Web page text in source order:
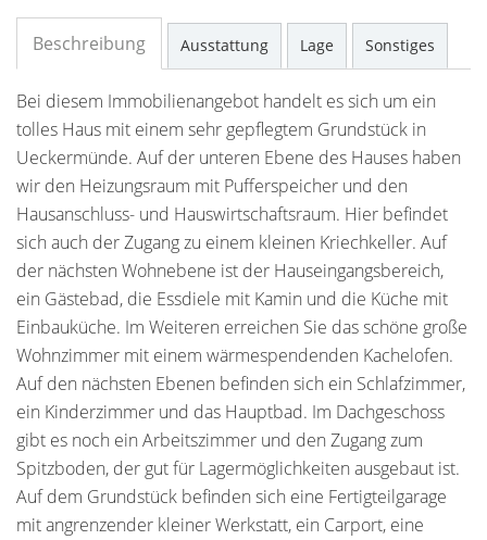
Beschreibung Ausstattung Lage Sonstiges
Bei diesem Immobilienangebot handelt es sich um ein
tolles Haus mit einem sehr gepflegtem Grundstück in
Ueckermünde. Auf der unteren Ebene des Hauses haben
wir den Heizungsraum mit Pufferspeicher und den
Hausanschluss- und Hauswirtschaftsraum. Hier befindet
sich auch der Zugang zu einem kleinen Kriechkeller. Auf
der nächsten Wohnebene ist der Hauseingangsbereich,
ein Gästebad, die Essdiele mit Kamin und die Küche mit
Einbauküche. Im Weiteren erreichen Sie das schöne große
Wohnzimmer mit einem wärmespendenden Kachelofen.
Auf den nächsten Ebenen befinden sich ein Schlafzimmer,
ein Kinderzimmer und das Hauptbad. Im Dachgeschoss
gibt es noch ein Arbeitszimmer und den Zugang zum
Spitzboden, der gut für Lagermöglichkeiten ausgebaut ist.
Auf dem Grundstück befinden sich eine Fertigteilgarage
mit angrenzender kleiner Werkstatt, ein Carport, eine